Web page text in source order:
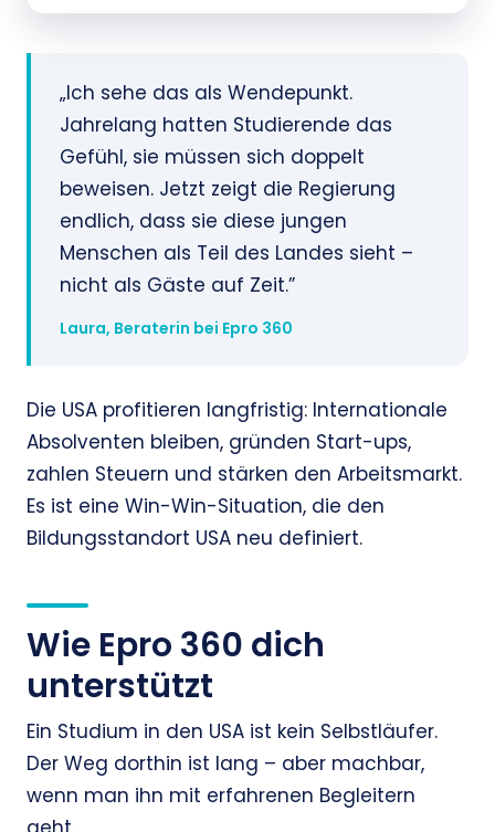
„Ich sehe das als Wendepunkt.
Jahrelang hatten Studierende das
Gefühl, sie müssen sich doppelt
beweisen. Jetzt zeigt die Regierung
endlich, dass sie diese jungen
Menschen als Teil des Landes sieht –
nicht als Gäste auf Zeit.”
Laura, Beraterin bei Epro 360
Die USA profitieren langfristig: Internationale
Absolventen bleiben, gründen Start-ups,
zahlen Steuern und stärken den Arbeitsmarkt.
Es ist eine Win-Win-Situation, die den
Bildungsstandort USA neu definiert.
Wie Epro 360 dich
unterstützt
Ein Studium in den USA ist kein Selbstläufer.
Der Weg dorthin ist lang – aber machbar,
wenn man ihn mit erfahrenen Begleitern